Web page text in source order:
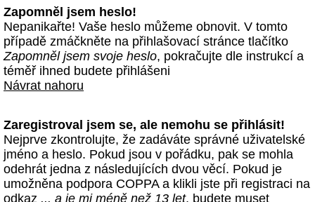
Zapomněl jsem heslo!
Nepanikařte! Vaše heslo můžeme obnovit. V tomto
případě zmáčkněte na přihlašovací stránce tlačítko
Zapomněl jsem svoje heslo, pokračujte dle instrukcí a
téměř ihned budete přihlášeni
Návrat nahoru
Zaregistroval jsem se, ale nemohu se přihlásit!
Nejprve zkontrolujte, že zadáváte správné uživatelské
jméno a heslo. Pokud jsou v pořádku, pak se mohla
odehrát jedna z následujících dvou věcí. Pokud je
umožněna podpora COPPA a klikli jste při registraci na
odkaz ... a je mi méně než 13 let, budete muset